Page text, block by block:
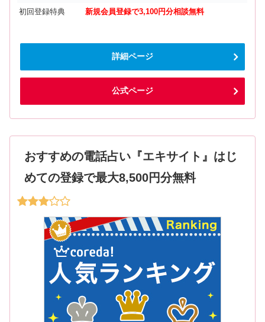
初回登録特典
新規会員登録で3,100円分相談無料
詳細ページ
公式ページ
おすすめの電話占い『エキサイト』はじ
めての登録で最大8,500円分無料